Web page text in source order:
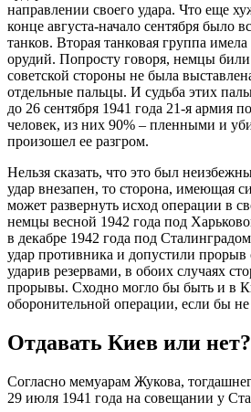
направлении своего удара. Что еще
конце августа-начало сентября было
танков. Вторая танковая группа
орудий. Попросту говоря, немцы били
советской стороны не была
отдельные пальцы. И судьба этих
до 26 сентября 1941 года 21-я армия
человек, из них 90% – пленными и
произошел ее разгром.
Нельзя сказать, что это был
удар внезапен, то сторона, имеющая
может развернуть исход операции в
немцы весной 1942 года под
в декабре 1942 года под
удар противника и допустили прорыв
ударив резервами, в обоих случаях
прорывы. Сходно могло бы быть и в
оборонительной операции, если бы не
Отдавать Киев или нет?
Согласно мемуарам Жукова,
29 июля 1941 года на совещании у